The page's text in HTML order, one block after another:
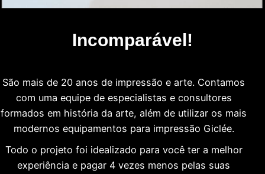
Incomparável!
São mais de 20 anos de impressão e arte. Contamos
com uma equipe de especialistas e consultores
formados em história da arte, além de utilizar os mais
modernos equipamentos para impressão Giclée.
Todo o projeto foi idealizado para você ter a melhor
experiência e pagar 4 vezes menos pelas suas